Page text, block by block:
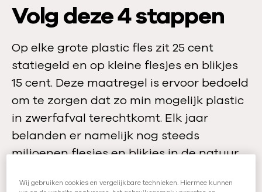
H
o
e
k
u
n
j
e
Volg deze 4 stappen
Op elke grote plastic fles zit 25 cent
statiegeld en op kleine flesjes en blikjes
15 cent. Deze maatregel is ervoor bedoeld
om te zorgen dat zo min mogelijk plastic
in zwerfafval terechtkomt. Elk jaar
belanden er namelijk nog steeds
miljoenen flesjes en blikjes in de natuur.
Wij gebruiken cookies en vergelijkbare technieken. Hiermee kunnen